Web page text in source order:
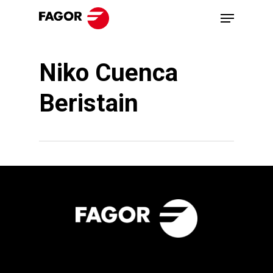
Menu
Niko Cuenca
Beristain